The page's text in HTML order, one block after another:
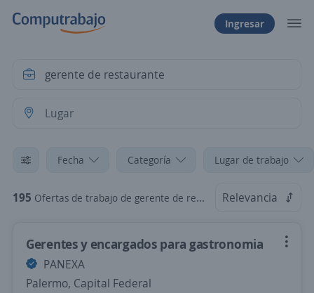
Ingresar
Fecha Categoría Lugar de trabajo
195 Ofertas de trabajo de gerente de restaurante Relevancia
Gerentes y encargados para gastronomia
PANEXA
Palermo, Capital Federal